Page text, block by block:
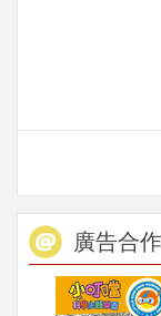
廣告合作